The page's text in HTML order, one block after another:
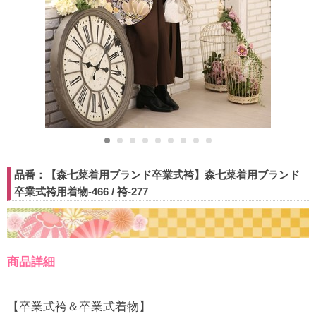
品番：【森七菜着用ブランド卒業式袴】森七菜着用ブランド
卒業式袴用着物-466 / 袴-277
商品詳細
【卒業式袴＆卒業式着物】